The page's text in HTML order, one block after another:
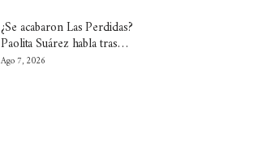
¿Se acabaron Las Perdidas?
Paolita Suárez habla tras…
Ago 7, 2026